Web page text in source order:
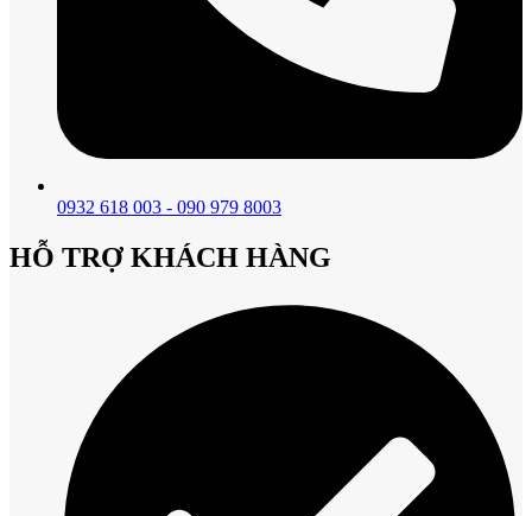
0932 618 003 - 090 979 8003
HỖ TRỢ KHÁCH HÀNG